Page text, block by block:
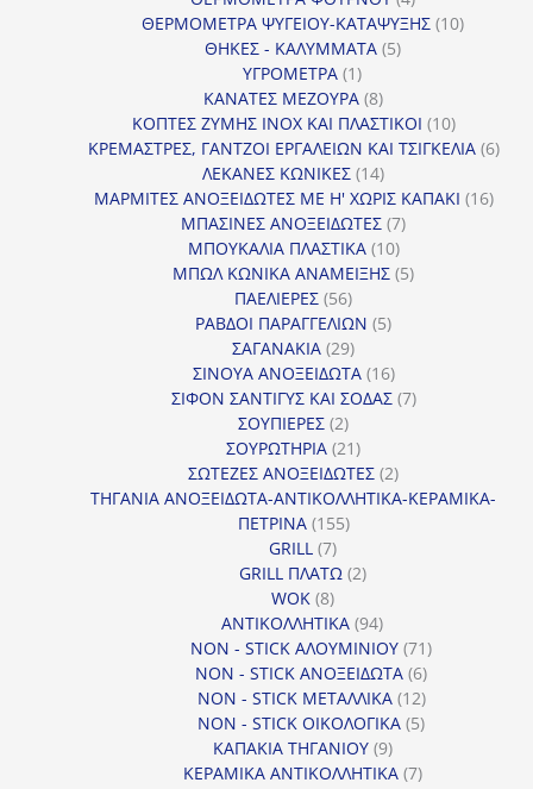
προϊόντα
ΘΕΡΜΟΜΕΤΡΑ ΨΥΓΕΙΟΥ-ΚΑΤΑΨΥΞΗΣ 1010
ΘΗΚΕΣ - ΚΑΛΥΜΜΑΤΑ 55
ΥΓΡΟΜΕΤΡΑ 11
προϊόν
ΚΑΝΑΤΕΣ ΜΕΖΟΥΡΑ 88
προϊόντα
ΚΟΠΤΕΣ ΖΥΜΗΣ INOX ΚΑΙ ΠΛΑΣΤΙΚΟΙ 1010
προϊόντα
ΚΡΕΜΑΣΤΡΕΣ, ΓΑΝΤΖΟΙ ΕΡΓΑΛΕΙΩΝ ΚΑΙ ΤΣΙΓΚΕΛΙΑ 66
ΛΕΚΑΝΕΣ ΚΩΝΙΚΕΣ 1414
προϊόντα
ΜΑΡΜΙΤΕΣ ΑΝΟΞΕΙΔΩΤΕΣ ΜΕ Η' ΧΩΡΙΣ ΚΑΠΑΚΙ 1616
ΜΠΑΣΙΝΕΣ ΑΝΟΞΕΙΔΩΤΕΣ 77
ΜΠΟΥΚΑΛΙΑ ΠΛΑΣΤΙΚΑ 1010
προϊόντα
ΜΠΩΛ ΚΩΝΙΚΑ ΑΝΑΜΕΙΞΗΣ 55
ΠΑΕΛΙΕΡΕΣ 5656
προϊόντα
ΡΑΒΔΟΙ ΠΑΡΑΓΓΕΛΙΩΝ 55
ΣΑΓΑΝΑΚΙΑ 2929
προϊόντα
ΣΙΝΟΥΑ ΑΝΟΞΕΙΔΩΤΑ 1616
προϊόντα
ΣΙΦΟΝ ΣΑΝΤΙΓΥΣ ΚΑΙ ΣΟΔΑΣ 77
ΣΟΥΠΙΕΡΕΣ 22
προϊόντα
ΣΟΥΡΩΤΗΡΙΑ 2121
προϊόντα
ΣΩΤΕΖΕΣ ΑΝΟΞΕΙΔΩΤΕΣ 22
προϊόντα
ΤΗΓΑΝΙΑ ΑΝΟΞΕΙΔΩΤΑ-ΑΝΤΙΚΟΛΛΗΤΙΚΑ-ΚΕΡΑΜΙΚΑ-
ΠΕΤΡΙΝΑ 155155
GRILL 77
προϊόντα
GRILL ΠΛΑΤΩ 22
WOK 88
προϊόντα
ΑΝΤΙΚΟΛΛΗΤΙΚΑ 9494
προϊόντα
NON - STICK ΑΛΟΥΜΙΝΙΟΥ 7171
προϊόντα
NON - STICK ΑΝΟΞΕΙΔΩΤΑ 66
προϊόντα
NON - STICK ΜΕΤΑΛΛΙΚΑ 1212
προϊόντα
NON - STICK ΟΙΚΟΛΟΓΙΚΑ 55
ΚΑΠΑΚΙΑ ΤΗΓΑΝΙΟΥ 99
προϊόντα
ΚΕΡΑΜΙΚΑ ΑΝΤΙΚΟΛΛΗΤΙΚΑ 77